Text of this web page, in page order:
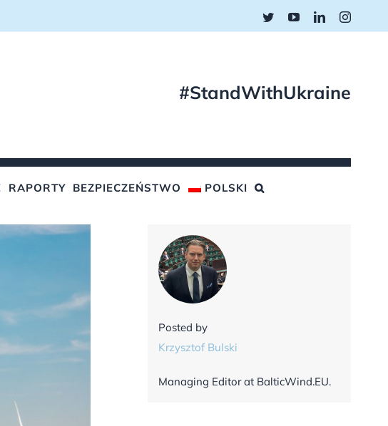
TwitterYouTubeLinkedIn
#StandWithUkraine
RAPORTY BEZPIECZEŃSTWO POLSKI
Posted by
Krzysztof Bulski
Managing Editor at BalticWind.EU.